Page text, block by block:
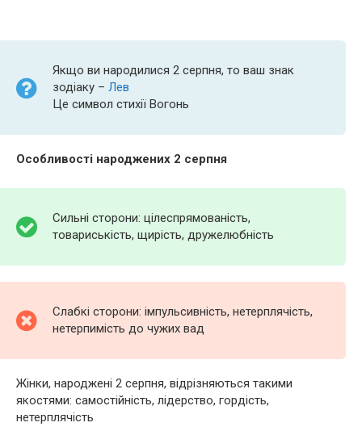
Якщо ви народилися 2 серпня, то ваш знак
зодіаку – Лев
Це символ стихії Вогонь
Особливості народжених 2 серпня
Сильні сторони: цілеспрямованість,
товариськість, щирість, дружелюбність
Слабкі сторони: імпульсивність, нетерплячість,
нетерпимість до чужих вад
Жінки, народжені 2 серпня, відрізняються такими
якостями: самостійність, лідерство, гордість,
нетерплячість